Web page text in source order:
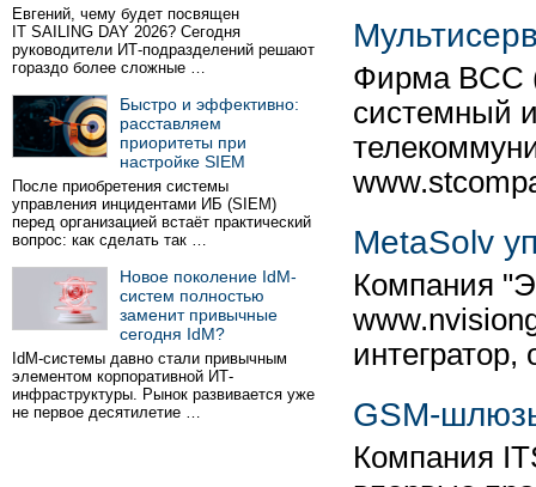
Евгений, чему будет посвящен
IT SAILING DAY 2026? Сегодня
руководители ИТ-подразделений решают
гораздо более сложные …
Быстро и эффективно:
расставляем
приоритеты при
настройке SIEM
После приобретения системы
управления инцидентами ИБ (SIEM)
перед организацией встаёт практический
вопрос: как сделать так …
Новое поколение IdM-
систем полностью
заменит привычные
сегодня IdM?
IdM-системы давно стали привычным
элементом корпоративной ИТ-
инфраструктуры. Рынок развивается уже
не первое десятилетие …
Фирма BCC
системный
MetaSolv
Компания
GSM-
Компания